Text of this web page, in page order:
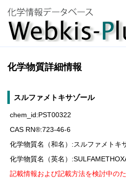
化学物質詳細情報
スルファメトキサゾール
chem_id:PST00322
CAS RN®:723-46-6
化学物質名（和名）:スルファメトキ
化学物質名（英名）
記載情報および記載方法を検討中の